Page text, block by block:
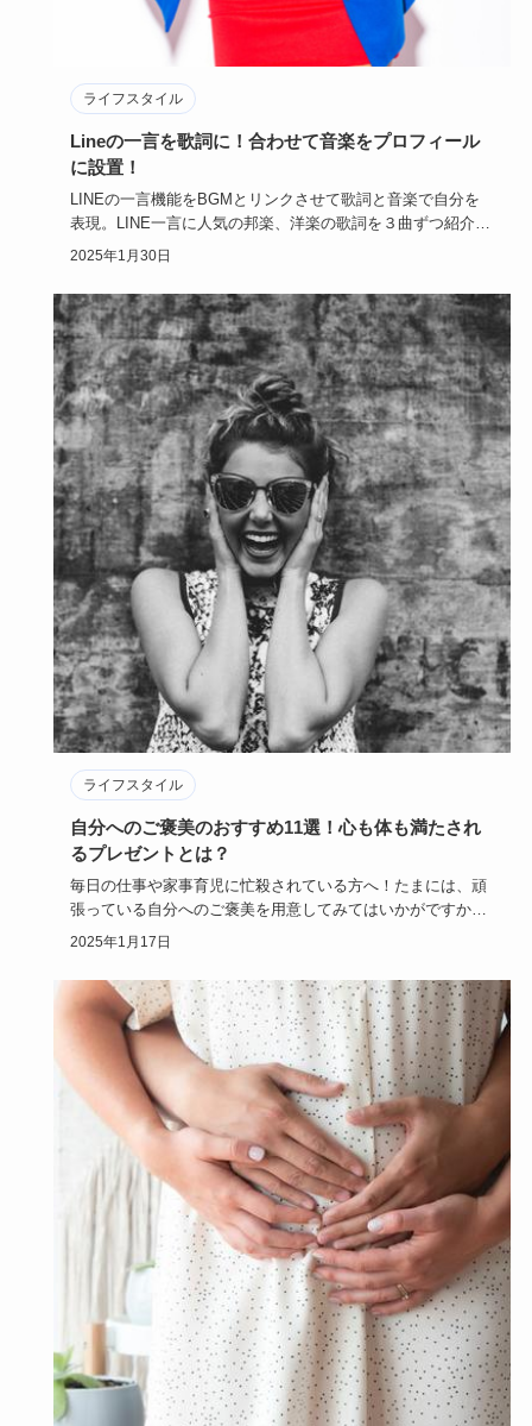
ライフスタイル
Lineの一言を歌詞に！合わせて音楽をプロフィール
に設置！
LINEの一言機能をBGMとリンクさせて歌詞と音楽で自分を
表現。LINE一言に人気の邦楽、洋楽の歌詞を３曲ずつ紹介し
ます。…
2025年1月30日
ライフスタイル
自分へのご褒美のおすすめ11選！心も体も満たされ
るプレゼントとは？
毎日の仕事や家事育児に忙殺されている方へ！たまには、頑
張っている自分へのご褒美を用意してみてはいかがですか？
自分から自分に…
2025年1月17日